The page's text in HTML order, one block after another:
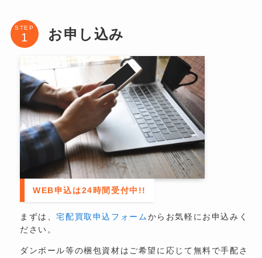
STEP お申し込み
WEB申込は24時間受付中!!
まずは、宅配買取申込フォームからお気軽にお申込みく
ださい。
ダンボール等の梱包資材はご希望に応じて無料で手配さ